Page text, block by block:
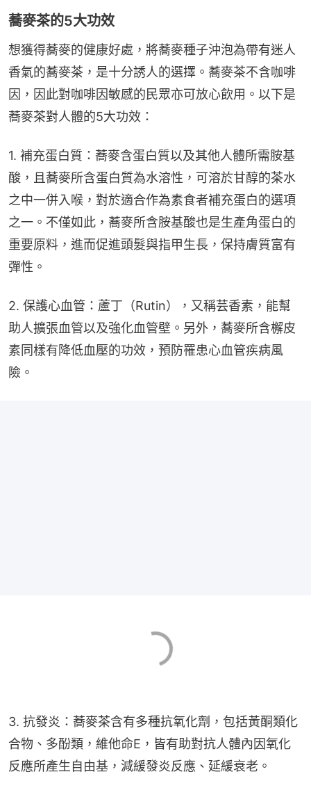
蕎麥茶的5大功效
想獲得蕎麥的健康好處，將蕎麥種子沖泡為帶有迷人
香氣的蕎麥茶，是十分誘人的選擇。蕎麥茶不含咖啡
因，因此對咖啡因敏感的民眾亦可放心飲用。以下是
蕎麥茶對人體的5大功效：
1. 補充蛋白質：蕎麥含蛋白質以及其他人體所需胺基
酸，且蕎麥所含蛋白質為水溶性，可溶於甘醇的茶水
之中一併入喉，對於適合作為素食者補充蛋白的選項
之一。不僅如此，蕎麥所含胺基酸也是生產角蛋白的
重要原料，進而促進頭髮與指甲生長，保持膚質富有
彈性。
2. 保護心血管：蘆丁（Rutin），又稱芸香素，能幫
助人擴張血管以及強化血管壁。另外，蕎麥所含檞皮
素同樣有降低血壓的功效，預防罹患心血管疾病風
險。
3. 抗發炎：蕎麥茶含有多種抗氧化劑，包括黃酮類化
合物、多酚類，維他命E，皆有助對抗人體內因氧化
反應所產生自由基，減緩發炎反應、延緩衰老。